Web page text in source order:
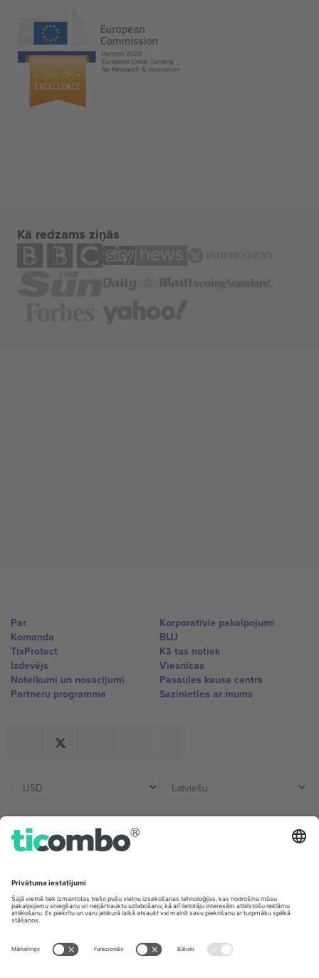
Kā redzams ziņās
Par
Komanda
TixProtect
Izdevējs
Noteikumi un nosacījumi
Partneru programma
Korporatīvie pakalpojumi
BUJ
Kā tas notiek
Viesnīcas
Pasaules kausa centrs
Sazinieties ar mums
Biroji un atbalsts
Unter den Linden 24, 10117
Berlin, Germany
London, EC1V 1AW, United
Kingdom
United States
Switzerland